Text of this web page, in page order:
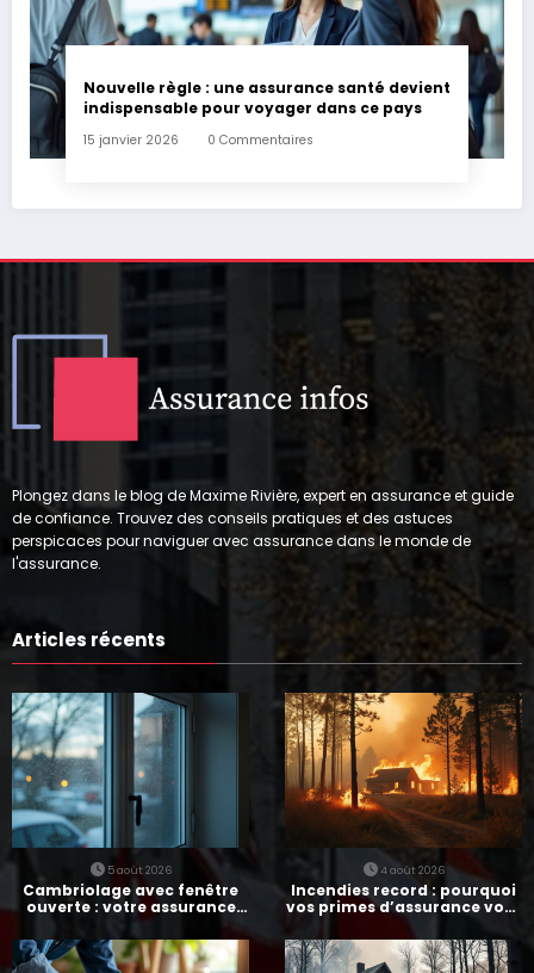
Nouvelle règle : une assurance santé devient
indispensable pour voyager dans ce pays
15 janvier 2026 0 Commentaires
Plongez dans le blog de Maxime Rivière, expert en assurance et guide
de confiance. Trouvez des conseils pratiques et des astuces
perspicaces pour naviguer avec assurance dans le monde de
l'assurance.
Articles récents
5 août 2026
Cambriolage avec fenêtre
ouverte : votre assurance
paie-t-elle ?
4 août 2026
Incendies record : pourquoi
vos primes d’assurance vont
augmenter